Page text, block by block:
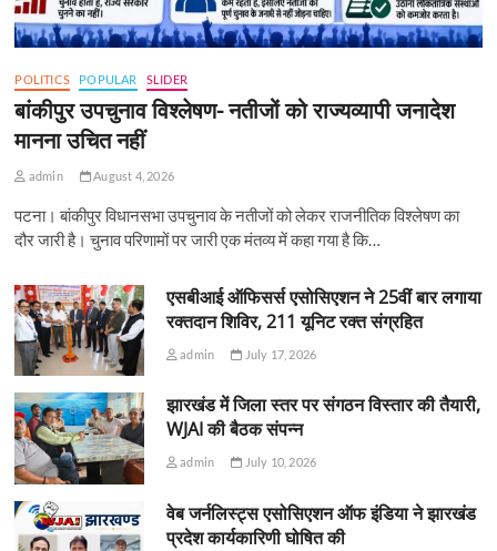
POLITICS POPULAR SLIDER
बांकीपुर उपचुनाव विश्लेषण- नतीजों को राज्यव्यापी जनादेश
मानना उचित नहीं
admin August 4, 2026
पटना। बांकीपुर विधानसभा उपचुनाव के नतीजों को लेकर राजनीतिक विश्लेषण का
दौर जारी है। चुनाव परिणामों पर जारी एक मंतव्य में कहा गया है कि…
एसबीआई ऑफिसर्स एसोसिएशन ने 25वीं बार लगाया
रक्तदान शिविर, 211 यूनिट रक्त संग्रहित
admin July 17, 2026
झारखंड में जिला स्तर पर संगठन विस्तार की तैयारी,
WJAI की बैठक संपन्न
admin July 10, 2026
वेब जर्नलिस्ट्स एसोसिएशन ऑफ इंडिया ने झारखंड
प्रदेश कार्यकारिणी घोषित की